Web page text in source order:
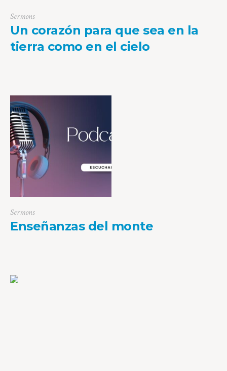
Sermons
Un corazón para que sea en la
tierra como en el cielo
Sermons
Enseñanzas del monte